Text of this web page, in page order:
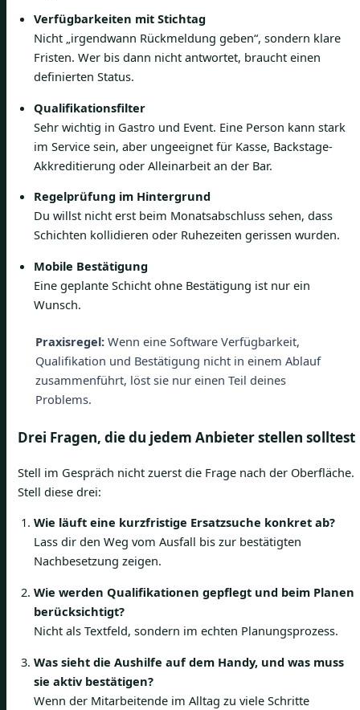
Verfügbarkeiten mit Stichtag
Nicht „irgendwann Rückmeldung geben“, sondern klare
Fristen. Wer bis dann nicht antwortet, braucht einen
definierten Status.
Qualifikationsfilter
Sehr wichtig in Gastro und Event. Eine Person kann stark
im Service sein, aber ungeeignet für Kasse, Backstage-
Akkreditierung oder Alleinarbeit an der Bar.
Regelprüfung im Hintergrund
Du willst nicht erst beim Monatsabschluss sehen, dass
Schichten kollidieren oder Ruhezeiten gerissen wurden.
Mobile Bestätigung
Eine geplante Schicht ohne Bestätigung ist nur ein
Wunsch.
Praxisregel:Wenn eine Software Verfügbarkeit,
Qualifikation und Bestätigung nicht in einem Ablauf
zusammenführt, löst sie nur einen Teil deines
Problems.
Drei Fragen, die du jedem Anbieter stellen solltest
Stell im Gespräch nicht zuerst die Frage nach der Oberfläche.
Stell diese drei:
Wie läuft eine kurzfristige Ersatzsuche konkret ab?
Lass dir den Weg vom Ausfall bis zur bestätigten
Nachbesetzung zeigen.
Wie werden Qualifikationen gepflegt und beim Planen
berücksichtigt?
Nicht als Textfeld, sondern im echten Planungsprozess.
Was sieht die Aushilfe auf dem Handy, und was muss
sie aktiv bestätigen?
Wenn der Mitarbeitende im Alltag zu viele Schritte